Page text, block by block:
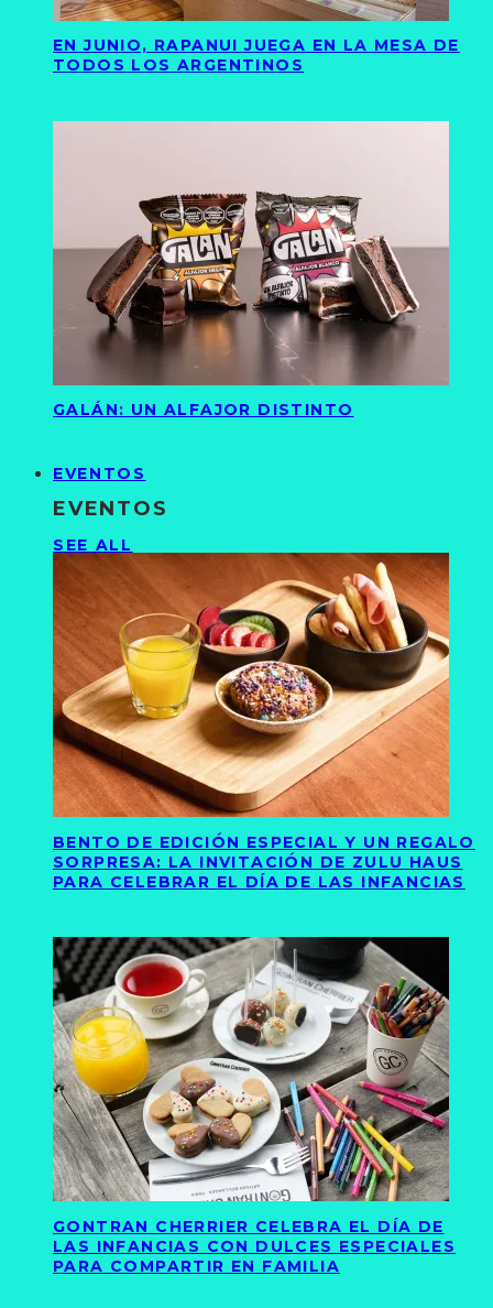
EN JUNIO, RAPANUI JUEGA EN LA MESA DE
TODOS LOS ARGENTINOS
GALÁN: UN ALFAJOR DISTINTO
EVENTOS
EVENTOS
SEE ALL
BENTO DE EDICIÓN ESPECIAL Y UN REGALO
SORPRESA: LA INVITACIÓN DE ZULU HAUS
PARA CELEBRAR EL DÍA DE LAS INFANCIAS
GONTRAN CHERRIER CELEBRA EL DÍA DE
LAS INFANCIAS CON DULCES ESPECIALES
PARA COMPARTIR EN FAMILIA